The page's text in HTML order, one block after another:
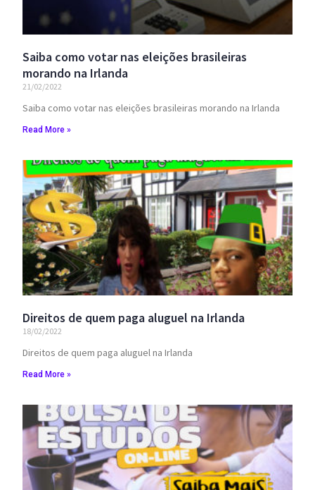
Saiba como votar nas eleições brasileiras
morando na Irlanda
21/02/2022
Saiba como votar nas eleições brasileiras morando na Irlanda
Read More »
Direitos de quem paga aluguel na Irlanda
18/02/2022
Direitos de quem paga aluguel na Irlanda
Read More »